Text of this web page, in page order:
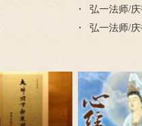
弘一法师/
弘一法师/